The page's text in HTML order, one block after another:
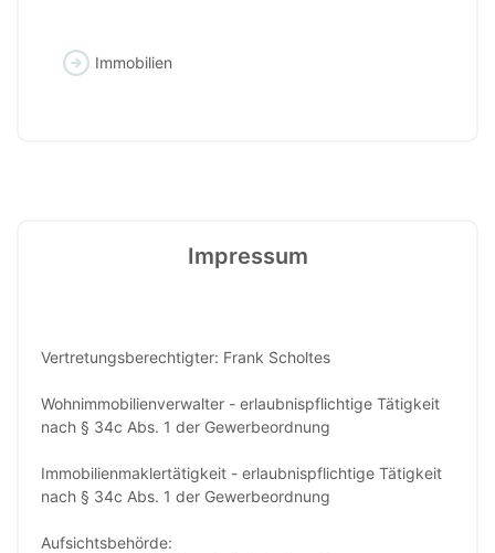
Immobilien
Impressum
Vertretungsberechtigter: Frank Scholtes
Wohnimmobilienverwalter - erlaubnispflichtige Tätigkeit
nach § 34c Abs. 1 der Gewerbeordnung
Immobilienmaklertätigkeit - erlaubnispflichtige Tätigkeit
nach § 34c Abs. 1 der Gewerbeordnung
Aufsichtsbehörde: